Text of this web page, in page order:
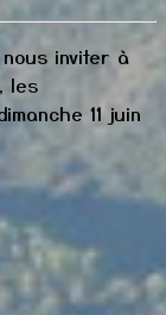
inviter à
, les
11 juin